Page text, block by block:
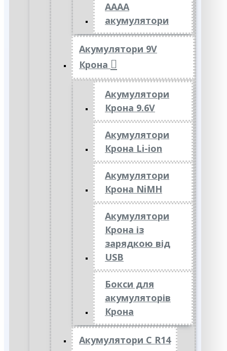
АААА
акумулятори
Акумулятори 9V
Крона
Акумулятори
Крона 9.6V
Акумулятори
Крона Li-ion
Акумулятори
Крона NiMH
Акумулятори
Крона із
зарядкою від
USB
Бокси для
акумуляторів
Крона
Акумулятори C R14